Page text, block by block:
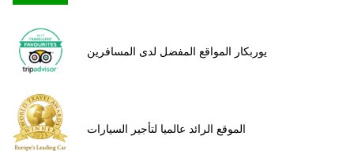
يوربكار المواقع المفضل لدى المسافرين
الموقع الرائد عالميا لتأجير السيارات